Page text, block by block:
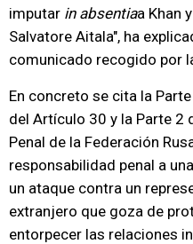
imputar in absentiaa Khan
Salvatore Aitala", ha
comunicado recogido por
En concreto se cita la
del Artículo 30 y la Parte 2
Penal de la Federación
responsabilidad penal a
un ataque contra un
extranjero que goza de
entorpecer las relaciones